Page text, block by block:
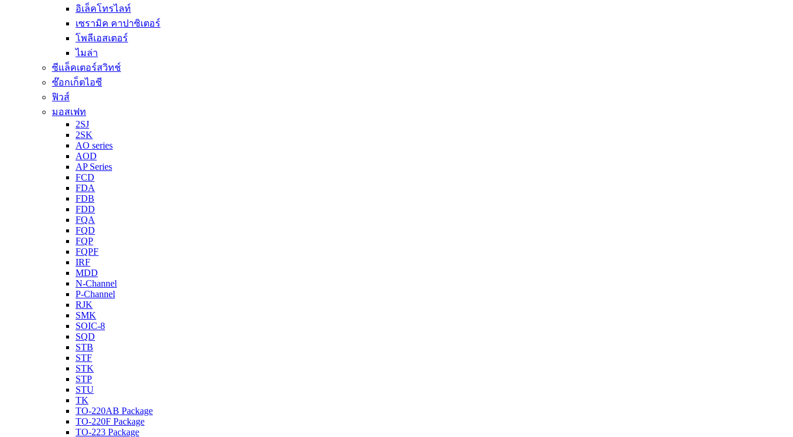
อิเล็คโทรไลท์
เซรามิค คาปาซิเตอร์
โพลีเอสเตอร์
ไมล่า
ซีแล็คเตอร์สวิทช์
ซ๊อกเก็ตไอซี
ฟิวส์
มอสเฟท
2SJ
2SK
AO series
AOD
AP Series
FCD
FDA
FDB
FDD
FQA
FQD
FQP
FQPF
IRF
MDD
N-Channel
P-Channel
RJK
SMK
SOIC-8
SQD
STB
STF
STK
STP
STU
TK
TO-220AB Package
TO-220F Package
TO-223 Package